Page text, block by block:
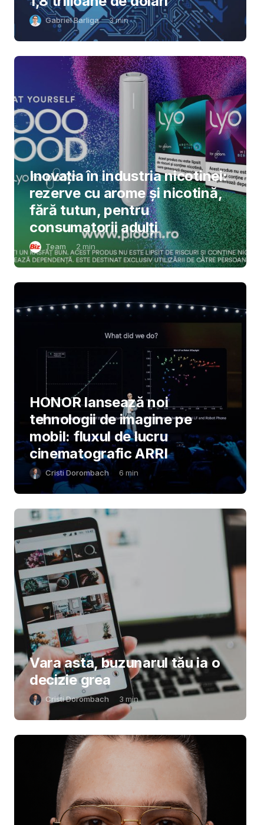
Gabriel Barliga 3min
Inovația în industria nicotinei:
rezerve cu arome și nicotină,
fără tutun, pentru
consumatorii adulți
Team 2 min
HONOR lansează noi
tehnologii de imagine pe
mobil: fluxul de lucru
cinematografic ARRI
Cristi Dorombach 6 min
Vara asta, buzunarul tău ia o
decizie grea
Cristi Dorombach 3 min